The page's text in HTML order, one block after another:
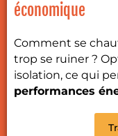
économique
Comment se
trop se ruiner ?
isolation, ce qui
performances